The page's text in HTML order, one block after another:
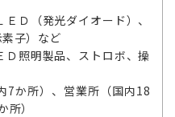
Ｄ（発光ダイオード）、
子）など
照明製品、ストロボ、操
7か所）、営業所（国内18
）